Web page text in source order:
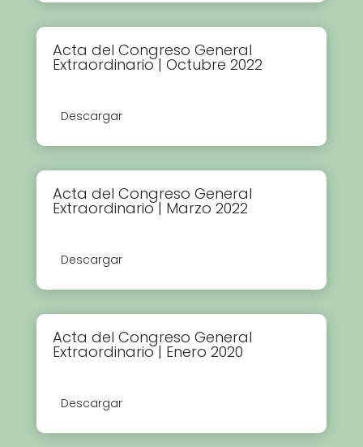
Acta del Congreso General
Extraordinario | Octubre 2022
Descargar
Acta del Congreso General
Extraordinario | Marzo 2022
Descargar
Acta del Congreso General
Extraordinario | Enero 2020
Descargar